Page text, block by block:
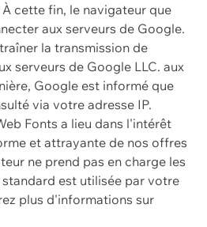
cette fin, le navigateur que
aux serveurs de Google.
la transmission de
serveurs de Google LLC. aux
Google est informé que
via votre adresse IP.
Fonts a lieu dans l'intérêt
et attrayante de nos offres
ne prend pas en charge les
est utilisée par votre
plus d'informations sur